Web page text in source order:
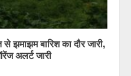
झमाझम बारिश का दौर जारी,
अलर्ट जारी